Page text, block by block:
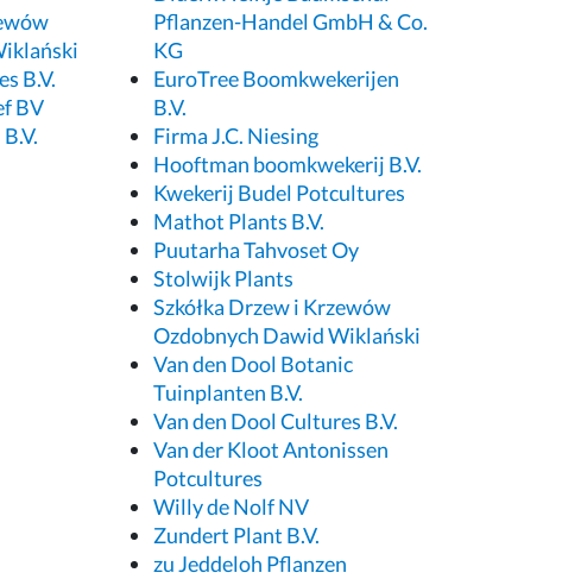
B.V.
BV
Pflanzen-Handel GmbH & Co.
KG
EuroTree Boomkwekerijen
B.V.
Firma J.C. Niesing
Hooftman boomkwekerij B.V.
Kwekerij Budel Potcultures
Mathot Plants B.V.
Puutarha Tahvoset Oy
Stolwijk Plants
Szkółka Drzew i Krzewów
Ozdobnych Dawid Wiklański
Van den Dool Botanic
Tuinplanten B.V.
Van den Dool Cultures B.V.
Van der Kloot Antonissen
Potcultures
Willy de Nolf NV
Zundert Plant B.V.
zu Jeddeloh Pflanzen